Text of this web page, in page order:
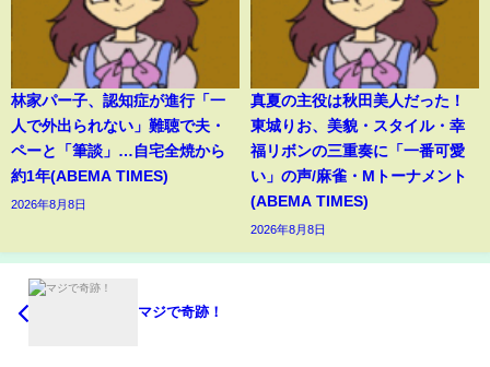
林家パー子、認知症が進行「一
人で外出られない」難聴で夫・
ペーと「筆談」…自宅全焼から
約1年(ABEMA TIMES)
2026年8月8日
真夏の主役は秋田美人だった！
東城りお、美貌・スタイル・幸
福リボンの三重奏に「一番可愛
い」の声/麻雀・Mトーナメント
(ABEMA TIMES)
2026年8月8日
マジで奇跡！